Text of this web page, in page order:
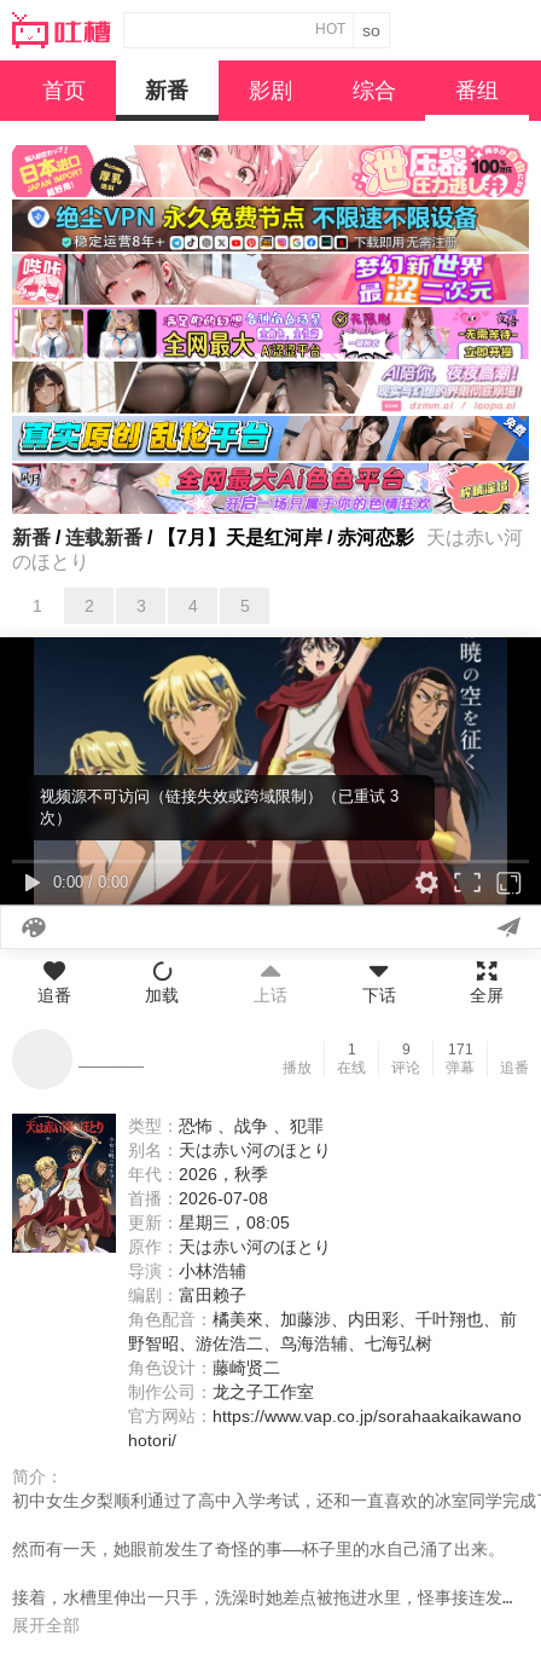
HOT
首页 新番 影剧 综合 番组
新番 /连载新番 / 【7月】天是红河岸 / 赤河恋影
天は赤い河
のほとり
1
01
2
02
3
03
4
04
5
05
0:00 / 0:00
视频源不可访问（链接失效或跨域限制）（已重试 3
次）
追番 加载 上话 下话 全屏
播放
1
在线
9
评论
171
弹幕
追番
类型： 恐怖 、战争 、犯罪
别名： 天は赤い河のほとり
年代： 2026，秋季
首播： 2026-07-08
更新： 星期三，08:05
原作： 天は赤い河のほとり
导演： 小林浩辅
编剧： 富田赖子
角色配音： 橘美來、 加藤涉、 内田彩、 千叶翔也、 前
野智昭、 游佐浩二、 鸟海浩辅、 七海弘树
角色设计： 藤崎贤二
制作公司： 龙之子工作室
官方网站： https://www.vap.co.jp/sorahaakaikawano
hotori/
简介：
初中女生夕梨顺利通过了高中入学考试，还和一直喜欢的冰室同学完
然而有一天，她眼前发生了奇怪的事——杯子里的水自己涌了出来。
接着，水槽里伸出一只手，洗澡时她差点被拖进水里，怪事接连发生。
展开全部